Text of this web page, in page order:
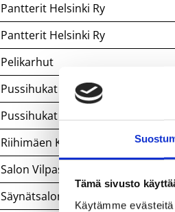
Tämä sivusto
Käytämme
Pantterit Helsinki Ry
Pantterit Helsinki Ry
Pelikarhut
Pussihukat PuHu ry
Pussihukat PuHu ry
Riihimäen Kolmoskori ry
Salon Vilpas
Säynätsalon Riento